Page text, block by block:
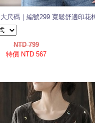
尺碼｜編號299 寬鬆舒適印花
NTD 799
特價 NTD 567